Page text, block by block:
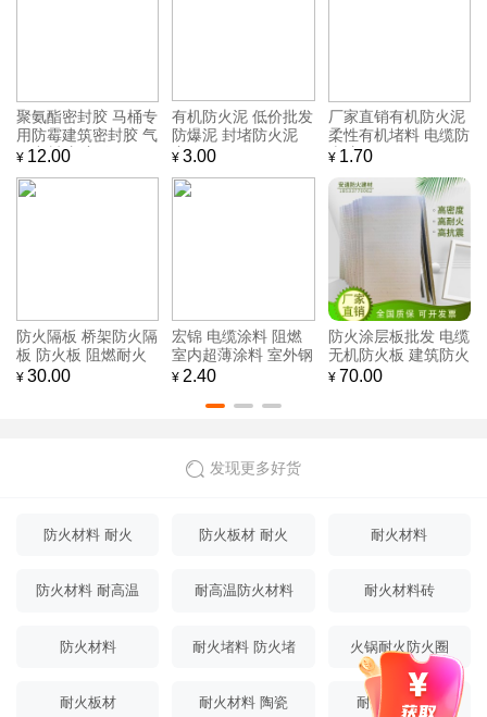
聚氨酯密封胶 马桶专
用防霉建筑密封胶 气
缸密封胶 宏锦
¥ 12.00
有机防火泥 低价批发
防爆泥 封堵防火泥
宏锦
¥ 3.00
厂家直销有机防火泥
柔性有机堵料 电缆防
火胶泥
¥ 1.70
防火隔板 桥架防火隔
板 防火板 阻燃耐火
防火板
¥ 30.00
宏锦 电缆涂料 阻燃
室内超薄涂料 室外钢
结构防火涂料
¥ 2.40
防火涂层板批发 电缆
无机防火板 建筑防火
板 宏锦
¥ 70.00
发现更多好货
防火材料 耐火 防火板材 耐火 耐火材料
防火材料 耐高温 耐高温防火材料 耐火材料砖
防火材料 耐火堵料 防火堵 火锅耐火防火圈
耐火板材 耐火材料 陶瓷 耐火保温材料